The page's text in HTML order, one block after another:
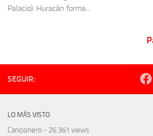
Palacio). Huracán forma...
SEGUIR:
LO MÁS VISTO
Cancionero - 26.361 views